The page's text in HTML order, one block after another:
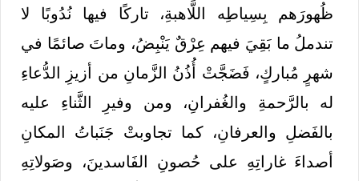
ظُهورَهم بِسِياطِه اللَّاهبةِ، تاركًا فيها نُدُوبًا لا
تندملُ ما بَقِيَ فيهم عِرْقٌ يَنْبِضُ، وماتَ صائمًا في
شهرٍ مُباركٍ، فَضَجَّتْ أُذُنُ الزَّمانِ من أزيزِ الدُّعاءِ
له بالرَّحمةِ والغُفرانِ، ومن وفيرِ الثَّناءِ عليه
بالفَضلِ والعرفانِ، كما تجاوبتْ جَنَباتُ المكانِ
أصداءَ غاراتِهِ على حُصونِ الفَاسدينَ، وصَولاتِهِ